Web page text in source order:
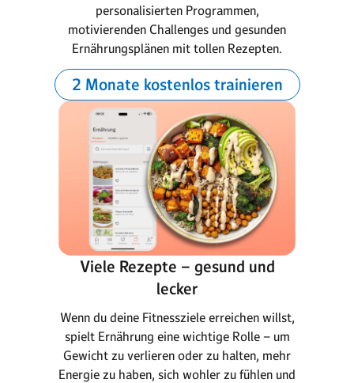
personalisierten Programmen,
motivierenden Challenges und gesunden
Ernährungsplänen mit tollen Rezepten.
2 Monate kostenlos trainieren
Viele Rezepte – gesund und
lecker
Wenn du deine Fitnessziele erreichen willst,
spielt Ernährung eine wichtige Rolle – um
Gewicht zu verlieren oder zu halten, mehr
Energie zu haben, sich wohler zu fühlen und